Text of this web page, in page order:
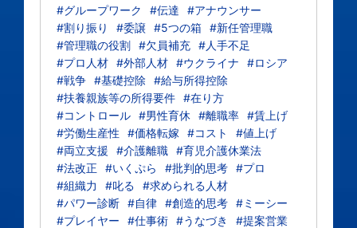
#グループワーク
#伝達
#アナウンサー
#割り振り
#委譲 #5つの箱 #新任管理職
#管理職の役割 #欠員補充 #人手不足
#プロ人材 #外部人材 #ウクライナ
#ロシア
#戦争 #基礎控除
#給与所得控除
#扶養親族等の所得要件 #在り方
#コントロール #男性育休 #離職率 #賃上げ
#労働生産性
#価格転嫁 #コスト
#値上げ
#両立支援
#介護離職 #育児介護休業法
#法改正
#いくぷら #批判的思考 #プロ
#組織力
#叱る
#求められる人材
#パワー診断 #自律 #創造的思考 #ミーシー
#プレイヤー
#仕事術 #うなづき
#提案営業